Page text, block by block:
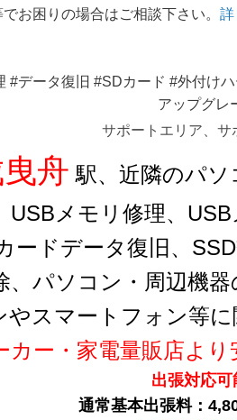
お困りの場合はご相談下さい。 詳
#データ復旧 #SDカード #外付け
アップグレ
サポートエリア、サ
舟 駅、近隣のパソ
USBメモリ修理、
ードデータ復旧、
パソコン・周辺機
やスマートフォン等に
カー・家電量販店より
出張対応可
通常基本出張料：